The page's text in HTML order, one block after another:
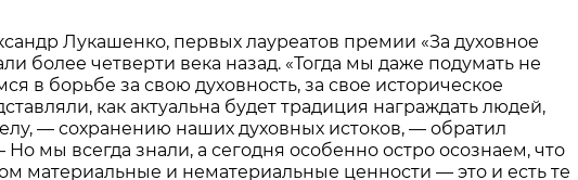
Лукашенко, первых лауреатов премии «За духовное
более четверти века назад. «Тогда мы даже подумать не
в борьбе за свою духовность, за свое историческое
как актуальна будет традиция награждать людей,
— сохранению наших духовных истоков, — обратил
мы всегда знали, а сегодня особенно остро осознаем, что
материальные и нематериальные ценности — это и есть те